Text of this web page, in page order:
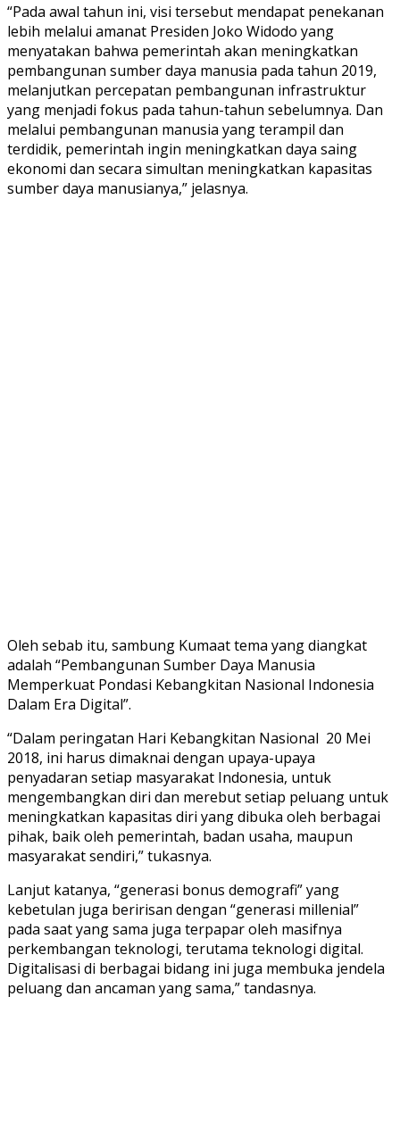
“Pada awal tahun ini, visi tersebut mendapat penekanan
lebih melalui amanat Presiden Joko Widodo yang
menyatakan bahwa pemerintah akan meningkatkan
pembangunan sumber daya manusia pada tahun 2019,
melanjutkan percepatan pembangunan infrastruktur
yang menjadi fokus pada tahun-tahun sebelumnya. Dan
melalui pembangunan manusia yang terampil dan
terdidik, pemerintah ingin meningkatkan daya saing
ekonomi dan secara simultan meningkatkan kapasitas
sumber daya manusianya,” jelasnya.
Oleh sebab itu, sambung Kumaat tema yang diangkat
adalah “Pembangunan Sumber Daya Manusia
Memperkuat Pondasi Kebangkitan Nasional Indonesia
Dalam Era Digital”.
“Dalam peringatan Hari Kebangkitan Nasional 20 Mei
2018, ini harus dimaknai dengan upaya-upaya
penyadaran setiap masyarakat Indonesia, untuk
mengembangkan diri dan merebut setiap peluang untuk
meningkatkan kapasitas diri yang dibuka oleh berbagai
pihak, baik oleh pemerintah, badan usaha, maupun
masyarakat sendiri,” tukasnya.
Lanjut katanya, “generasi bonus demografi” yang
kebetulan juga beririsan dengan “generasi millenial”
pada saat yang sama juga terpapar oleh masifnya
perkembangan teknologi, terutama teknologi digital.
Digitalisasi di berbagai bidang ini juga membuka jendela
peluang dan ancaman yang sama,” tandasnya.